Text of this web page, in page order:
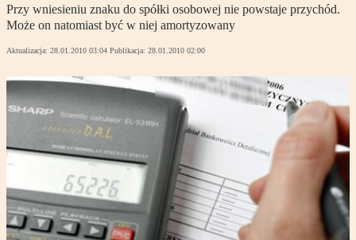
Przy wniesieniu znaku do spółki osobowej nie powstaje przychód.
Może on natomiast być w niej amortyzowany
Aktualizacja: 28.01.2010 03:04 Publikacja: 28.01.2010 02:00